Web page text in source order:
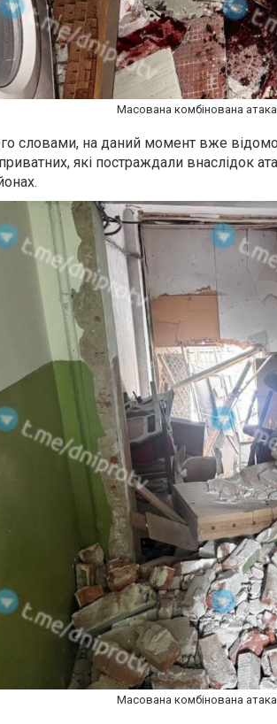
Масована комбінована
словами, на даний момент вже
які постраждали внаслідок
Масована комбінована